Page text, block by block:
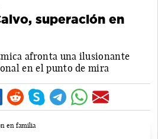
superación en
afronta una ilusionante
en el punto de mira